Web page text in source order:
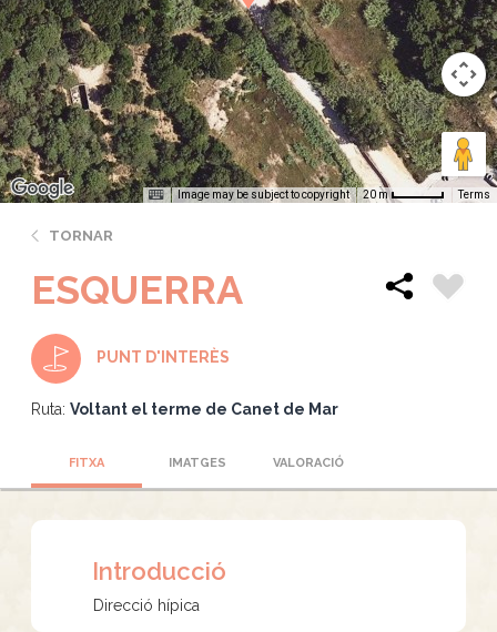
Image may be subject to copyright 20 m Terms
TORNAR
ESQUERRA
PUNT D'INTERÈS
Ruta: Voltant el terme de Canet de Mar
FITXA IMATGES VALORACIÓ
Introducció
Direcció hípica